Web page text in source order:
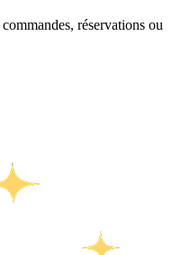
réservations ou